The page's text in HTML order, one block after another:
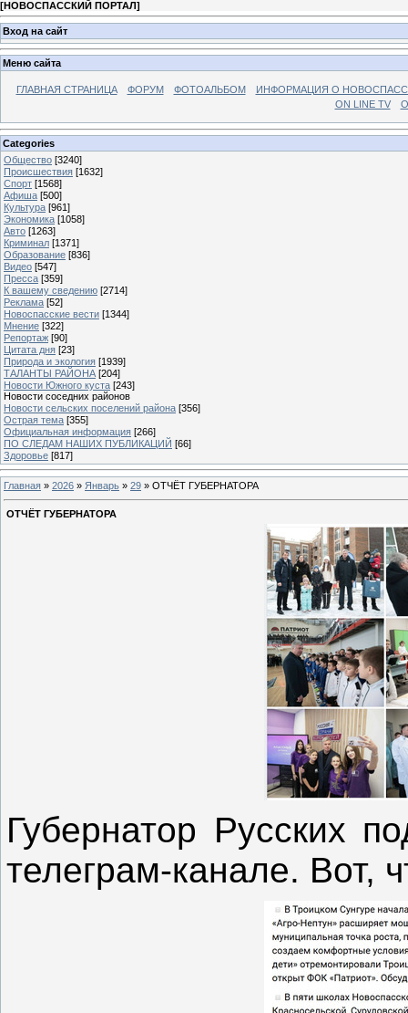
[НОВОСПАССКИЙ ПОРТАЛ]
Вход на сайт
Меню сайта
ГЛАВНАЯ СТРАНИЦА ФОРУМ ФОТОАЛЬБОМ
ИНФОРМАЦИЯ О
ON LINE TV
Categories
Общество [3240]
Происшествия [1632]
Спорт [1568]
Афиша [500]
Культура [961]
Экономика [1058]
Авто [1263]
Криминал [1371]
Образование [836]
Видео [547]
Пресса [359]
К вашему сведению [2714]
Реклама [52]
Новоспасские вести [1344]
Мнение [322]
Репортаж [90]
Цитата дня [23]
Природа и экология [1939]
ТАЛАНТЫ РАЙОНА [204]
Новости Южного куста [243]
Новости соседних районов
Новости сельских поселений района [356]
Острая тема [355]
Официальная информация [266]
ПО СЛЕДАМ НАШИХ ПУБЛИКАЦИЙ [66]
Здоровье [817]
Главная » 2026 » Январь » 29 » ОТЧЁТ ГУБЕРНАТОРА
ОТЧЁТ ГУБЕРНАТОРА
Губернатор Русских
телеграм-канале. Вот,